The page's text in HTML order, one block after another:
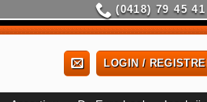
(0418) 79 45 41
LOGIN /